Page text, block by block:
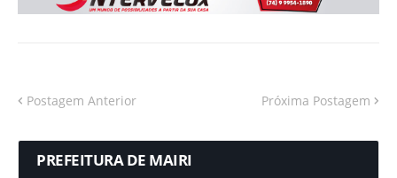
Postagem Anterior Próxima Postagem
PREFEITURA DE MAIRI